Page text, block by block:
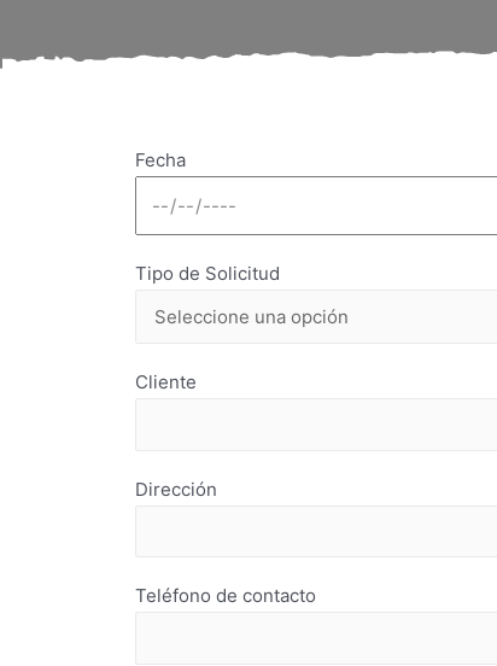
Fecha
Tipo de Solicitud
Cliente
Dirección
Teléfono de contacto